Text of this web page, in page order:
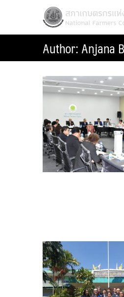
สภาเกษตรกรแห่งช
National Farmers Council
Author:Anjana